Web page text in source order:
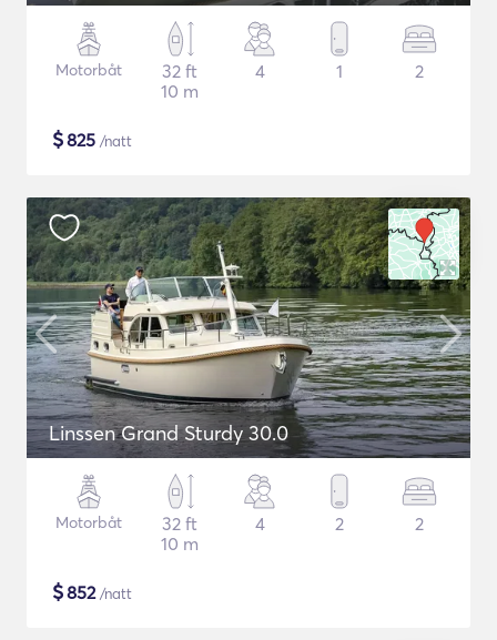
Motorbåt
32 ft
10 m
4 1 2
$825 /natt
Linssen Grand Sturdy 30.0
Motorbåt
32 ft
10 m
4 2 2
$852/natt